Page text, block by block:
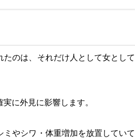
のは、それだけ人として女として
に外見に影響します。
やシワ・体重増加を放置していて